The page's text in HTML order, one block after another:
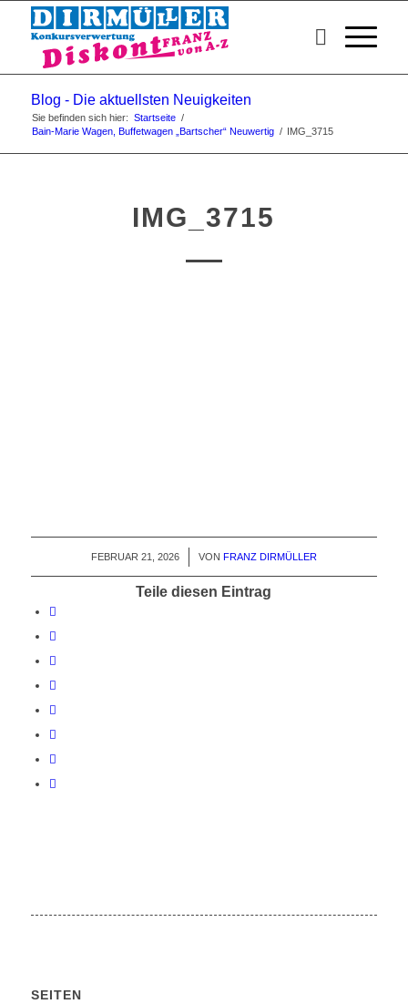
Blog - Die aktuellsten Neuigkeiten
Sie befinden sich hier: Startseite /
Bain-Marie Wagen, Buffetwagen „Bartscher“ Neuwertig / IMG_3715
IMG_3715
FEBRUAR 21, 2026
/ VON FRANZ DIRMÜLLER
Teile diesen Eintrag
SEITEN